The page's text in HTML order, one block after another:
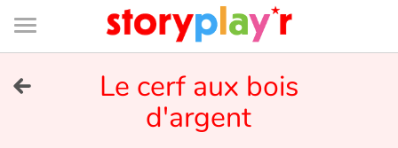
Connexion
Bibliothèque
de
page
Le cerf aux bois
d'argent